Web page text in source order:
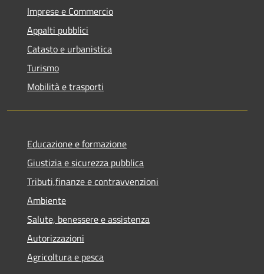
Imprese e Commercio
Appalti pubblici
Catasto e urbanistica
Turismo
Mobilità e trasporti
Educazione e formazione
Giustizia e sicurezza pubblica
Tributi,finanze e contravvenzioni
Ambiente
Salute, benessere e assistenza
Autorizzazioni
Agricoltura e pesca